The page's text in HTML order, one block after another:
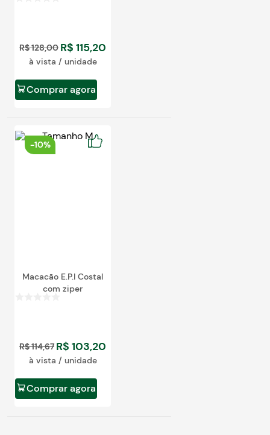
R$128,00 R$ 115,20
à vista / unidade
Comprar agora
-10%
Macacão E.P.I Costal
com ziper
R$114,67 R$ 103,20
à vista / unidade
Comprar agora
Blog